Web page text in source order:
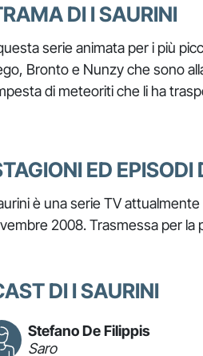
DI I SAURINI
serie animata per i più
Bronto e Nunzy che sono
di meteoriti che li ha
ED EPISODI
è una serie TV
2008. Trasmessa per la
DI I SAURINI
Stefano De Filippis
Saro